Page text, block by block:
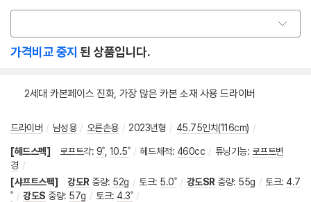
션
선
가격비교 중지 된 상품입니다.
2세대 카본페이스 진화, 가장 많은 카본 소재 사용 드라이버
드라이버 / 남성용 / 오른손용 / 2023년형 / 45.75인치(116cm) /
[헤드스펙] 로프트각: 9˚, 10.5˚ / 헤드체적: 460cc / 튜닝기능: 로프트변
경 /
[샤프트스펙]
강도R 중량: 52g / 토크: 5.0˚ / 강도SR 중량: 55g / 토크: 4.7
˚ / 강도S 중량: 57g / 토크: 4.3˚ /